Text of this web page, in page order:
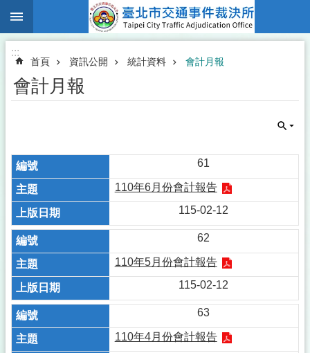
跳到主要內容區塊
:::
首頁 資訊公開 統計資料 會計月報
會計月報
61
110年6月份會計報告
115-02-12
62
110年5月份會計報告
115-02-12
63
110年4月份會計報告